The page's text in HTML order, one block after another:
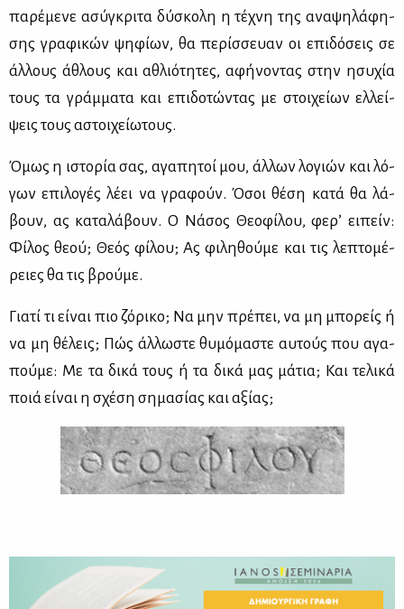
πα­ρέ­με­νε ασύ­γκρι­τα δύ­σκο­λη η τέ­χνη της ανα­ψη­λά­φη­
σης γρα­φι­κών ψη­φί­ων, θα πε­ρίσ­σευαν οι επι­δό­σεις σε
άλ­λους άθλους και αθλιό­τη­τες, αφή­νο­ντας στην ησυ­χία
τους τα γράμ­μα­τα και επι­δο­τώ­ντας με στοι­χεί­ων ελ­λεί­
ψεις τους αστοι­χεί­ω­τους.
Όμως η ιστο­ρία σας, αγα­πη­τοί μου, άλ­λων λο­γιών και λό­
γων επι­λο­γές λέ­ει να γρα­φούν. Όσοι θέ­ση κα­τά θα λά­
βουν, ας κα­τα­λά­βουν. O Nά­σος Θε­ο­φί­λου, φε­ρ’ ει­πείν:
Φί­λος θε­ού; Θε­ός φί­λου; Aς φι­λη­θού­με και τις λε­πτο­μέ­
ρειες θα τις βρού­με.
Για­τί τι εί­ναι πιο ζό­ρι­κο; Nα μην πρέ­πει, να μη μπο­ρείς ή
να μη θέ­λεις; Πώς άλ­λω­στε θυ­μό­μα­στε αυ­τούς που αγα­
πού­με: Mε τα δι­κά τους ή τα δι­κά μας μά­τια; Kαι τε­λι­κά
ποιά εί­ναι η σχέ­ση ση­μα­σί­ας και αξί­ας;